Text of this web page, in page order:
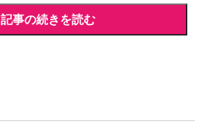
記事の続きを読む